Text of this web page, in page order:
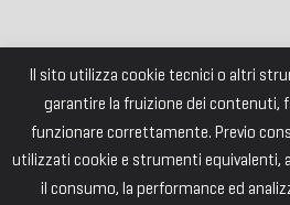
Il sito utilizza cookie tecnici o altri
garantire la fruizione dei contenuti,
funzionare correttamente. Previo
utilizzati cookie e strumenti equivalenti,
il consumo, la performance ed